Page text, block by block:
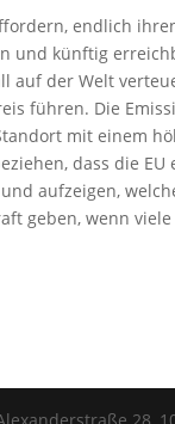
endlich
und künftig
auf der Welt
führen. Die
mit einem
dass die
aufzeigen,
geben, wenn